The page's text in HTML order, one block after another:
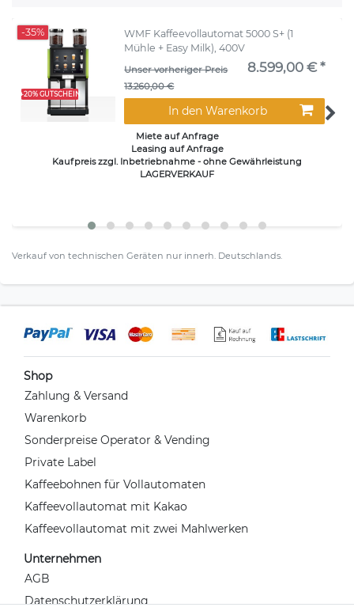
+20% GUTSCHEIN
-35%
WMF Kaffeevollautomat 5000 S+ (1
Mühle + Easy Milk), 400V
Unser vorheriger Preis
13.260,00 €
8.599,00 € *
In den Warenkorb
Miete auf Anfrage
Leasing auf Anfrage
Kaufpreis zzgl. Inbetriebnahme - ohne Gewährleistung
LAGERVERKAUF
Verkauf von technischen Geräten nur innerh. Deutschlands.
Shop
Zahlung & Versand
Warenkorb
Sonderpreise Operator & Vending
Private Label
Kaffeebohnen für Vollautomaten
Kaffeevollautomat mit Kakao
Kaffeevollautomat mit zwei Mahlwerken
Unternehmen
AGB
Datenschutzerklärung